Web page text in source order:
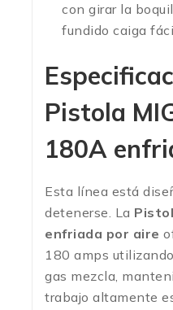
con girar la
fundido caiga
Pistola
180A
Esta línea está
detenerse. La
enfriada por aire
180 amps
gas mezcla,
trabajo altamente